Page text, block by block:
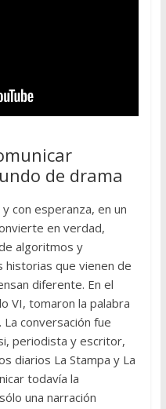
de drama
con esperanza, en un
en verdad,
algoritmos y
historias que vienen de
diferente. En el
VI, tomaron la palabra
La conversación fue
periodista y escritor,
diarios La Stampa y La
todavía la
una narración